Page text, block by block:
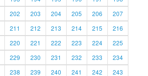
202 203 204 205 206
207
211 212 213 214 215
216
220 221 222 223 224
225
229 230 231 232 233
234
238 239 240 241 242 243